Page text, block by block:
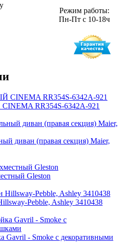
Режим работы:
Пн-Пт с 10-18ч
RR354S-6342A-921
диван (правая секция) Maier,
Gleston
Pebble, Ashley 3410438
Gavril - Smoke с декоративными